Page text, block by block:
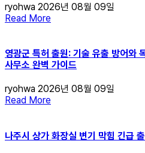
ryohwa 2026년 08월 09일
Read More
영광군 특허 출원: 기술 유출 방어와
사무소 완벽 가이드
ryohwa 2026년 08월 09일
Read More
나주시 상가 화장실 변기 막힘 긴급